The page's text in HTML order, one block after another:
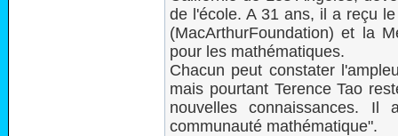
de l'école. A 31 ans, il a reçu
(MacArthurFoundation) et la
pour les mathématiques.
Chacun peut constater
mais pourtant Terence Tao
nouvelles connaissances.
communauté mathématique".